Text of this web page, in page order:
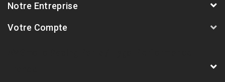
Notre Entreprise
Votre Compte